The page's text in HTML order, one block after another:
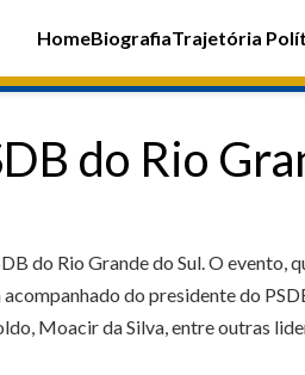
HomeBiografiaTrajetória
do Rio
do Rio Grande do Sul. O evento,
do presidente do
Moacir da Silva, entre outras